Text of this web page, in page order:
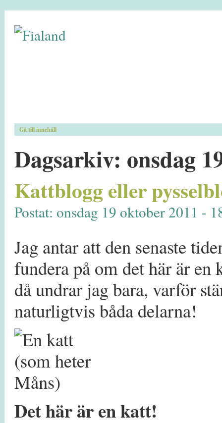
Gå till innehåll
Dagsarkiv: onsdag
Kattblogg eller
Postat: onsdag 19 oktober 2011 -
Jag antar att den senaste
fundera på om det här är
då undrar jag bara, varför
naturligtvis båda delarna!
Det här är en katt!